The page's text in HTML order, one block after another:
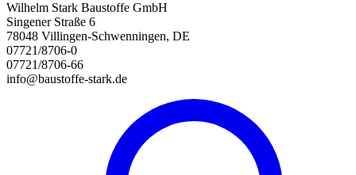
Wilhelm Stark Baustoffe GmbH
Singener Straße 6
78048 Villingen-Schwenningen, DE
07721/8706-0
07721/8706-66
info@baustoffe-stark.de